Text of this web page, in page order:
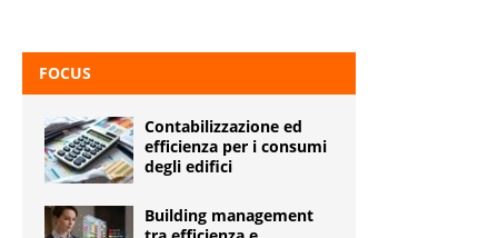
FOCUS
Contabilizzazione ed
efficienza per i consumi
degli edifici
Building management